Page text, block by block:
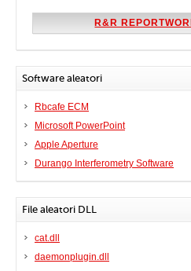
R&R
Software aleatori
Rbcafe ECM
Microsoft PowerPoint
Apple Aperture
Durango Interferometry Software
File aleatori DLL
cat.dll
daemonplugin.dll